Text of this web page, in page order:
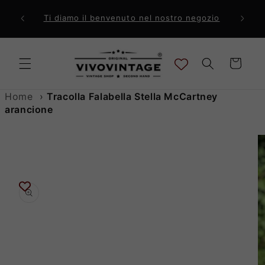
direttamente
ai contenuti
a 99€ Ti diamo il benvenuto nel nostro negozio
Carrello
Home ›Tracolla Falabella Stella McCartney
arancione